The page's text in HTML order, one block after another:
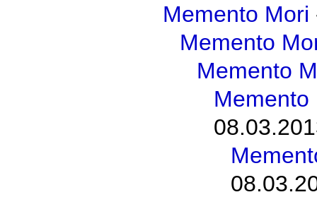
Memento Mori
Memento
Memento
Memento